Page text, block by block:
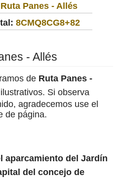
Ruta Panes - Allés
8CMQ8CG8+82
- Allés
de Ruta Panes -
Si observa
agradecemos use el
de página.
aparcamiento del Jardín
del concejo de